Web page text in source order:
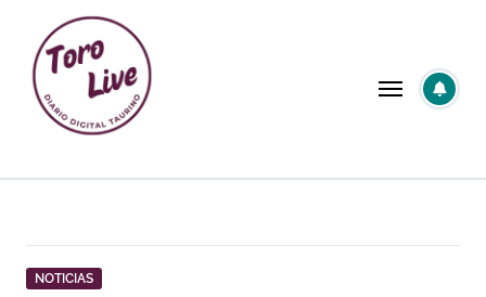
contenido
NOTICIAS